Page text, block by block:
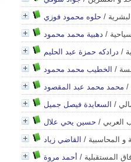
/ حلوه محمود فوزي
/ دهبية محمد محمود
/ درادكه حمزة عبد الحليم
/ الخطيب محمد محمود
/ محمد محمد عبد المقصود
/ السعايدة فيصل جميل
العربي / حسين يحي علال
و المحاسبية / القاضي زياد
/ أحمد مروة